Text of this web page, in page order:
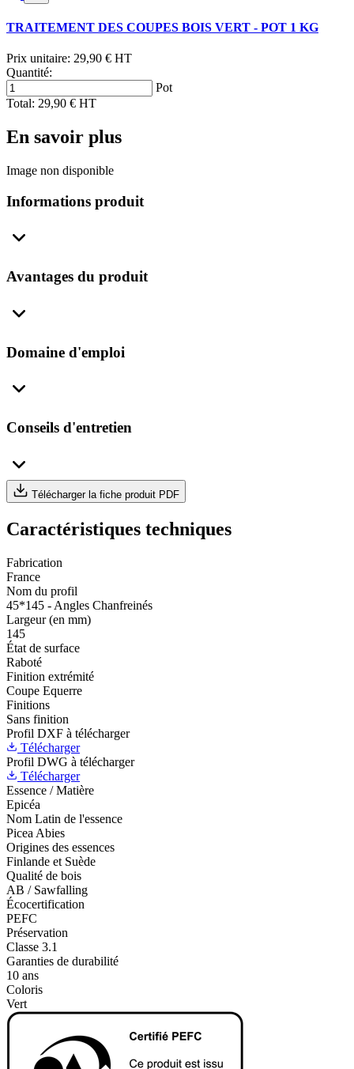
TRAITEMENT DES COUPES BOIS VERT - POT 1 KG
Prix unitaire: 29,90 € HT
Quantité:
Pot
Total: 29,90 € HT
En savoir plus
Image non disponible
Informations produit
Avantages du produit
Domaine d'emploi
Conseils d'entretien
Télécharger la fiche produit PDF
Caractéristiques techniques
Fabrication
France
Nom du profil
45*145 - Angles Chanfreinés
Largeur (en mm)
145
État de surface
Raboté
Finition extrémité
Coupe Equerre
Finitions
Sans finition
Profil DXF à télécharger
Télécharger
Profil DWG à télécharger
Télécharger
Essence / Matière
Epicéa
Nom Latin de l'essence
Picea Abies
Origines des essences
Finlande et Suède
Qualité de bois
AB / Sawfalling
Écocertification
PEFC
Préservation
Classe 3.1
Garanties de durabilité
10 ans
Coloris
Vert